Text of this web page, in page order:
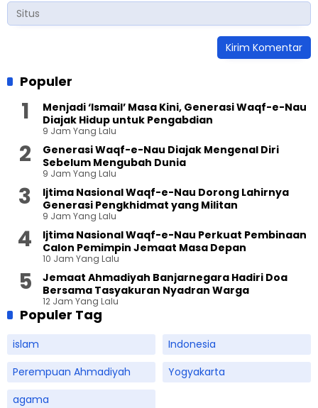
Populer
Menjadi ‘Ismail’ Masa Kini, Generasi Waqf-e-Nau
Diajak Hidup untuk Pengabdian
9 Jam Yang Lalu
Generasi Waqf-e-Nau Diajak Mengenal Diri
Sebelum Mengubah Dunia
9 Jam Yang Lalu
Ijtima Nasional Waqf-e-Nau Dorong Lahirnya
Generasi Pengkhidmat yang Militan
9 Jam Yang Lalu
Ijtima Nasional Waqf-e-Nau Perkuat Pembinaan
Calon Pemimpin Jemaat Masa Depan
10 Jam Yang Lalu
Jemaat Ahmadiyah Banjarnegara Hadiri Doa
Bersama Tasyakuran Nyadran Warga
12 Jam Yang Lalu
Populer Tag
islam
Indonesia
Perempuan Ahmadiyah
Yogyakarta
agama